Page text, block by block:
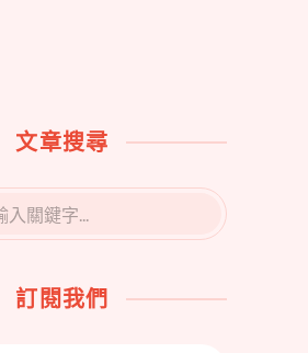
文章搜尋
訂閱我們